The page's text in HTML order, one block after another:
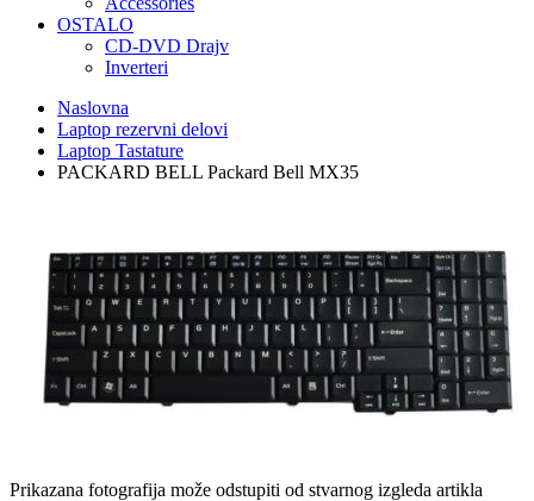
OSTALO
CD-DVD Drajv
Inverteri
Naslovna
Laptop rezervni delovi
Laptop Tastature
PACKARD BELL Packard Bell MX35
Prikazana fotografija može odstupiti od stvarnog izgleda artikla